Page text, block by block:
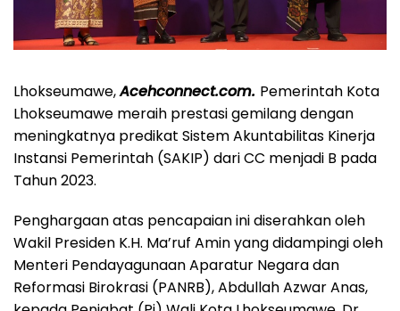
Lhokseumawe,Acehconnect.com. Pemerintah Kota
Lhokseumawe meraih prestasi gemilang dengan
meningkatnya predikat Sistem Akuntabilitas Kinerja
Instansi Pemerintah (SAKIP) dari CC menjadi B pada
Tahun 2023.
Penghargaan atas pencapaian ini diserahkan oleh
Wakil Presiden K.H. Ma’ruf Amin yang didampingi oleh
Menteri Pendayagunaan Aparatur Negara dan
Reformasi Birokrasi (PANRB), Abdullah Azwar Anas,